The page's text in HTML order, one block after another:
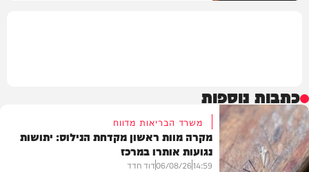
כתבות נוספות
משרד הבריאות מדווח
מקרה מוות ראשון מקדחת הנילוס: יתושות
נגועות אותרו במרכז
14:59
06/08/26דוד חדד